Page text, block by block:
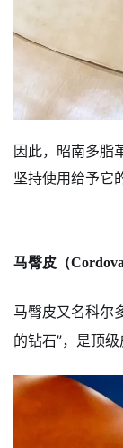
因此，昭南多脂
坚持使用给予它
马臀皮（
马臀皮又名科尔
的钻石”，是顶级